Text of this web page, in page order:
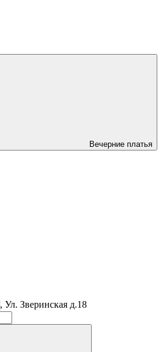
Вечерние платья
, Ул. Зверинская д.18